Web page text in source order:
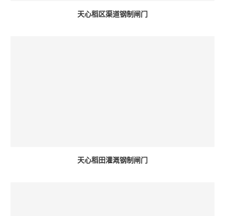
天心稻区渠道钢制闸门
天心稻田灌溉钢制闸门